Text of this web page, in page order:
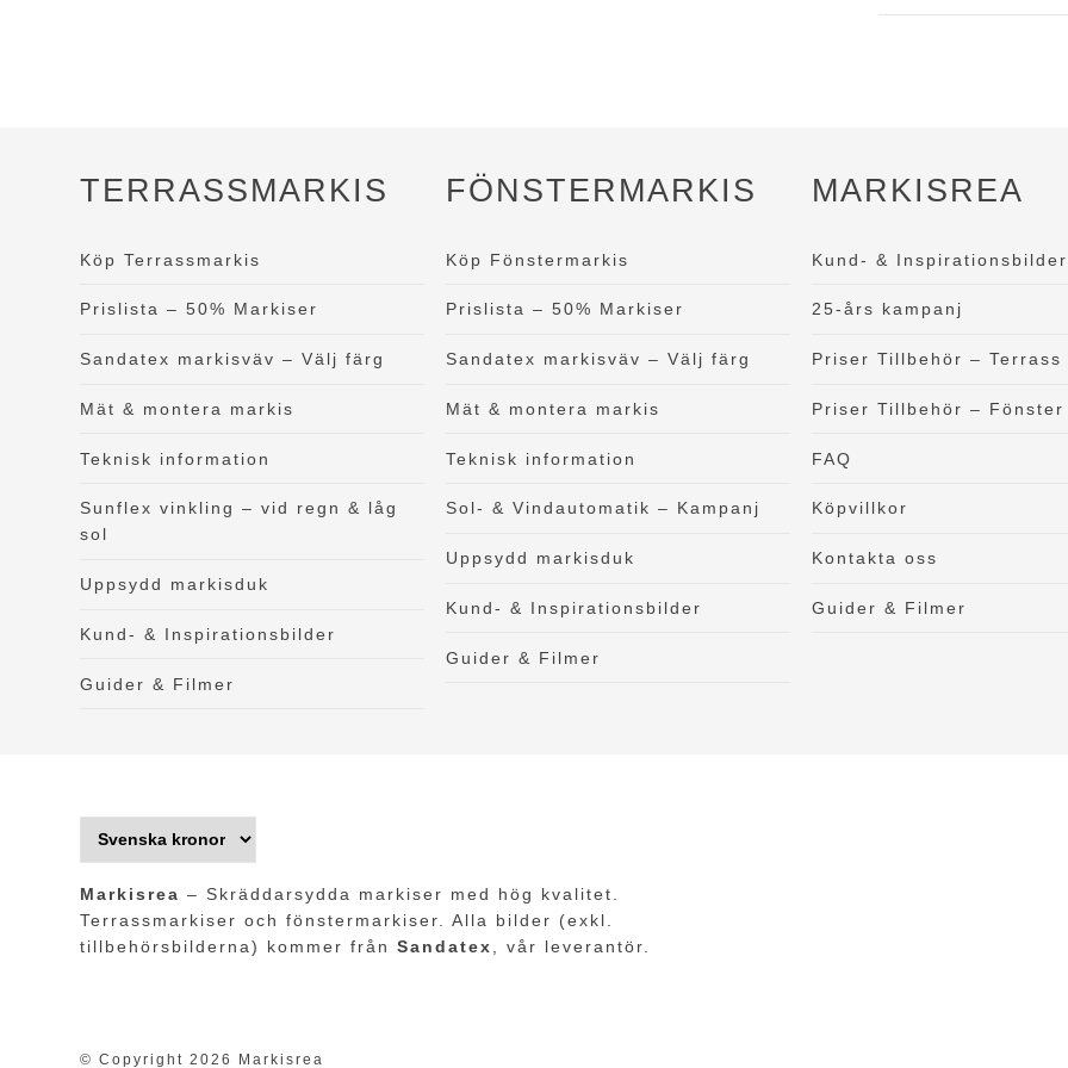
TERRASSMARKIS
Köp Terrassmarkis
Prislista – 50% Markiser
Sandatex markisväv – Välj färg
Mät & montera markis
Teknisk information
Sunflex vinkling – vid regn & låg
sol
Uppsydd markisduk
Kund- & Inspirationsbilder
Guider & Filmer
FÖNSTERMARKIS
Köp Fönstermarkis
Prislista – 50% Markiser
Sandatex markisväv – Välj färg
Mät & montera markis
Teknisk information
Sol- & Vindautomatik – Kampanj
Uppsydd markisduk
Kund- & Inspirationsbilder
Guider & Filmer
MARKISREA
Kund- & Inspirationsbilder
25-års kampanj
Priser Tillbehör – Terrass
Priser Tillbehör – Fönster
FAQ
Köpvillkor
Kontakta oss
Guider & Filmer
Markisrea – Skräddarsydda markiser med hög kvalitet.
Terrassmarkiser och fönstermarkiser. Alla bilder (exkl.
tillbehörsbilderna) kommer frånSandatex , vår leverantör.
© Copyright 2026 Markisrea